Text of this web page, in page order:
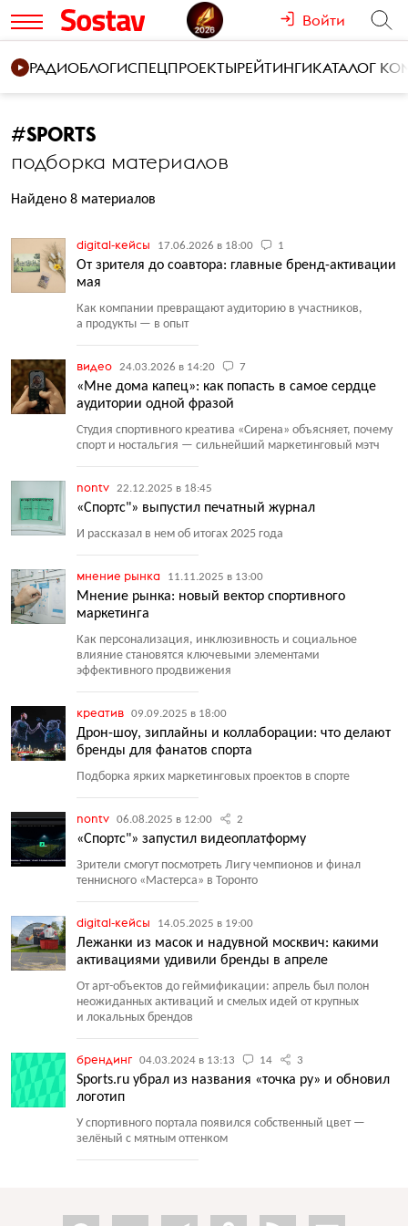
Войти
РАДИОБЛОГИСПЕЦПРОЕКТЫРЕЙТИНГИКАТАЛОГ
#SPORTS
подборка материалов
Найдено 8 материалов
digital-кейсы 17.06.2026 в 18:00 1
От зрителя до соавтора: главные бренд-активации
мая
Как компании превращают аудиторию в участников,
а продукты — в опыт
видео 24.03.2026 в 14:20 7
«Мне дома капец»: как попасть в самое сердце
аудитории одной фразой
Студия спортивного креатива «Сирена» объясняет, почему
спорт и ностальгия — сильнейший маркетинговый мэтч
nontv 22.12.2025 в 18:45
«Спортс"» выпустил печатный журнал
И рассказал в нем об итогах 2025 года
мнение рынка 11.11.2025 в 13:00
Мнение рынка: новый вектор спортивного
маркетинга
Как персонализация, инклюзивность и социальное
влияние становятся ключевыми элементами
эффективного продвижения
креатив 09.09.2025 в 18:00
Дрон-шоу, зиплайны и коллаборации: что делают
бренды для фанатов спорта
Подборка ярких маркетинговых проектов в спорте
nontv 06.08.2025 в 12:00 2
«Спортс"» запустил видеоплатформу
Зрители смогут посмотреть Лигу чемпионов и финал
теннисного «Мастерса» в Торонто
digital-кейсы 14.05.2025 в 19:00
Лежанки из масок и надувной москвич: какими
активациями удивили бренды в апреле
От арт-объектов до геймификации: апрель был полон
неожиданных активаций и смелых идей от крупных
и локальных брендов
брендинг 04.03.2024 в 13:13 14 3
Sports.ru убрал из названия «точка ру» и обновил
логотип
У спортивного портала появился собственный цвет —
зелёный с мятным оттенком